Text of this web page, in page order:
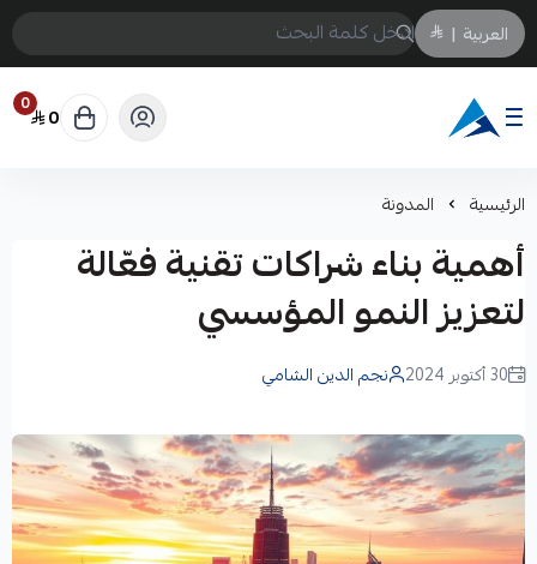
العربية |
Arabtechksa
0 0
الرئيسية المدونة
أهمية بناء شراكات تقنية فعّالة
لتعزيز النمو المؤسسي
30 أكتوبر 2024 نجم الدين الشامي